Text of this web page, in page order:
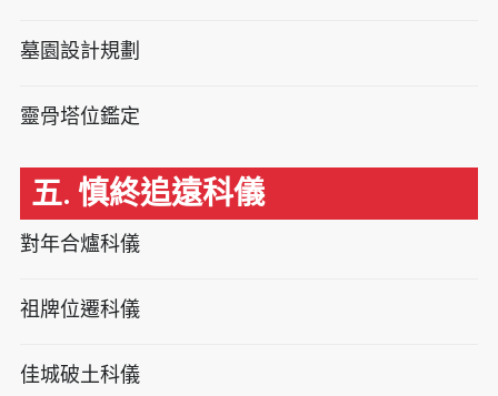
墓園設計規劃
靈骨塔位鑑定
五. 慎終追遠科儀
對年合爐科儀
祖牌位遷科儀
佳城破土科儀